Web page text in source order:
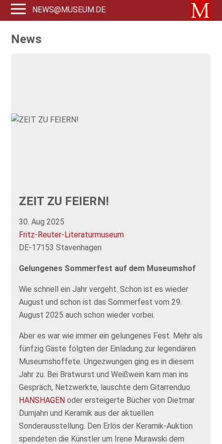
NEWS@MUSEUM.DE
News
ZEIT ZU FEIERN!
30. Aug 2025
Fritz-Reuter-Literaturmuseum
DE-17153 Stavenhagen
Gelungenes Sommerfest auf dem Museumshof
Wie schnell ein Jahr vergeht. Schon ist es wieder
August und schon ist das Sommerfest vom 29.
August 2025 auch schon wieder vorbei.
Aber es war wie immer ein gelungenes Fest. Mehr als
fünfzig Gäste folgten der Einladung zur legendären
Museumshoffete. Ungezwungen ging es in diesem
Jahr zu. Bei Bratwurst und Weißwein kam man ins
Gespräch, Netzwerkte, lauschte dem Gitarrenduo
HANSHAGEN oder ersteigerte Bücher von Dietmar
Dumjahn und Keramik aus der aktuellen
Sonderausstellung. Den Erlös der Keramik-Auktion
spendeten die Künstler um Irene Murawski dem